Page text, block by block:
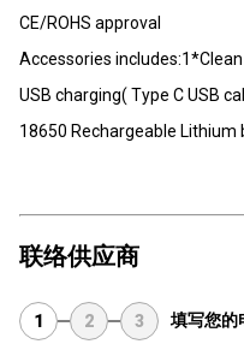
CE/ROHS approval
Accessories
USB charging( Type C USB
18650 Rechargeable
联络供应商
1 2 3 填写您的